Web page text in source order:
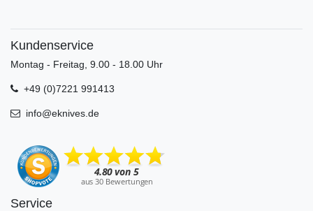
Kundenservice
Montag - Freitag, 9.00 - 18.00 Uhr
+49 (0)7221 991413
info@eknives.de
Service